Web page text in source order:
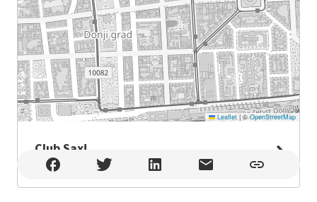
Leaflet |©OpenStreetMap
Club Sax!
Club Sax! , Zagreb